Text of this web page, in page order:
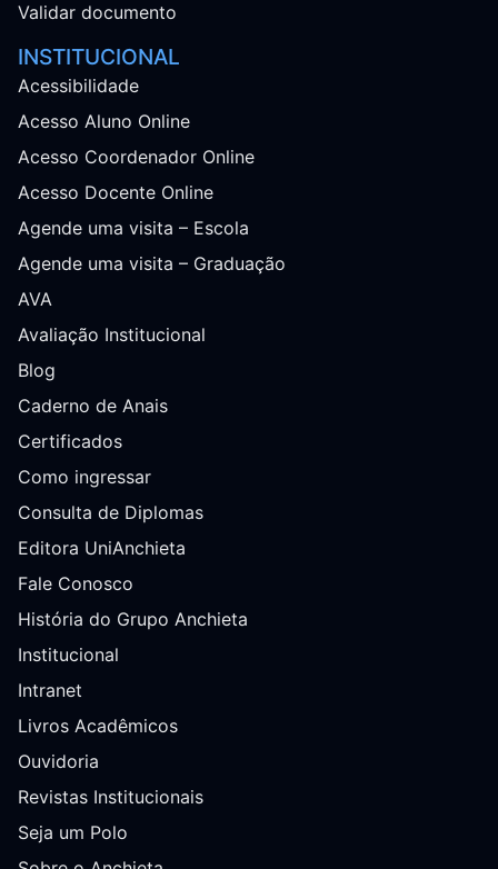
Validar documento
INSTITUCIONAL
Acessibilidade
Acesso Aluno Online
Acesso Coordenador Online
Acesso Docente Online
Agende uma visita – Escola
Agende uma visita – Graduação
AVA
Avaliação Institucional
Blog
Caderno de Anais
Certificados
Como ingressar
Consulta de Diplomas
Editora UniAnchieta
Fale Conosco
História do Grupo Anchieta
Institucional
Intranet
Livros Acadêmicos
Ouvidoria
Revistas Institucionais
Seja um Polo